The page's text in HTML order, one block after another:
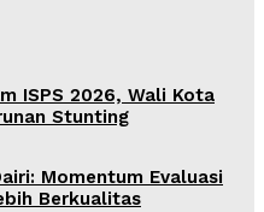
ISPS 2026, Wali Kota
Stunting
Momentum Evaluasi
Berkualitas